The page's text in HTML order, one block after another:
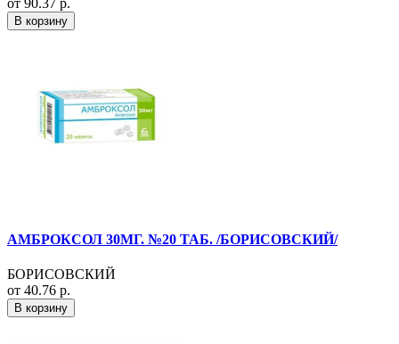
от 90.37 р.
В корзину
АМБРОКСОЛ 30МГ. №20 ТАБ. /БОРИСОВСКИЙ/
БОРИСОВСКИЙ
от 40.76 р.
В корзину